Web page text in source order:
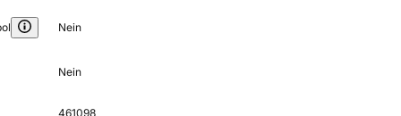
Nein
Nein
461098